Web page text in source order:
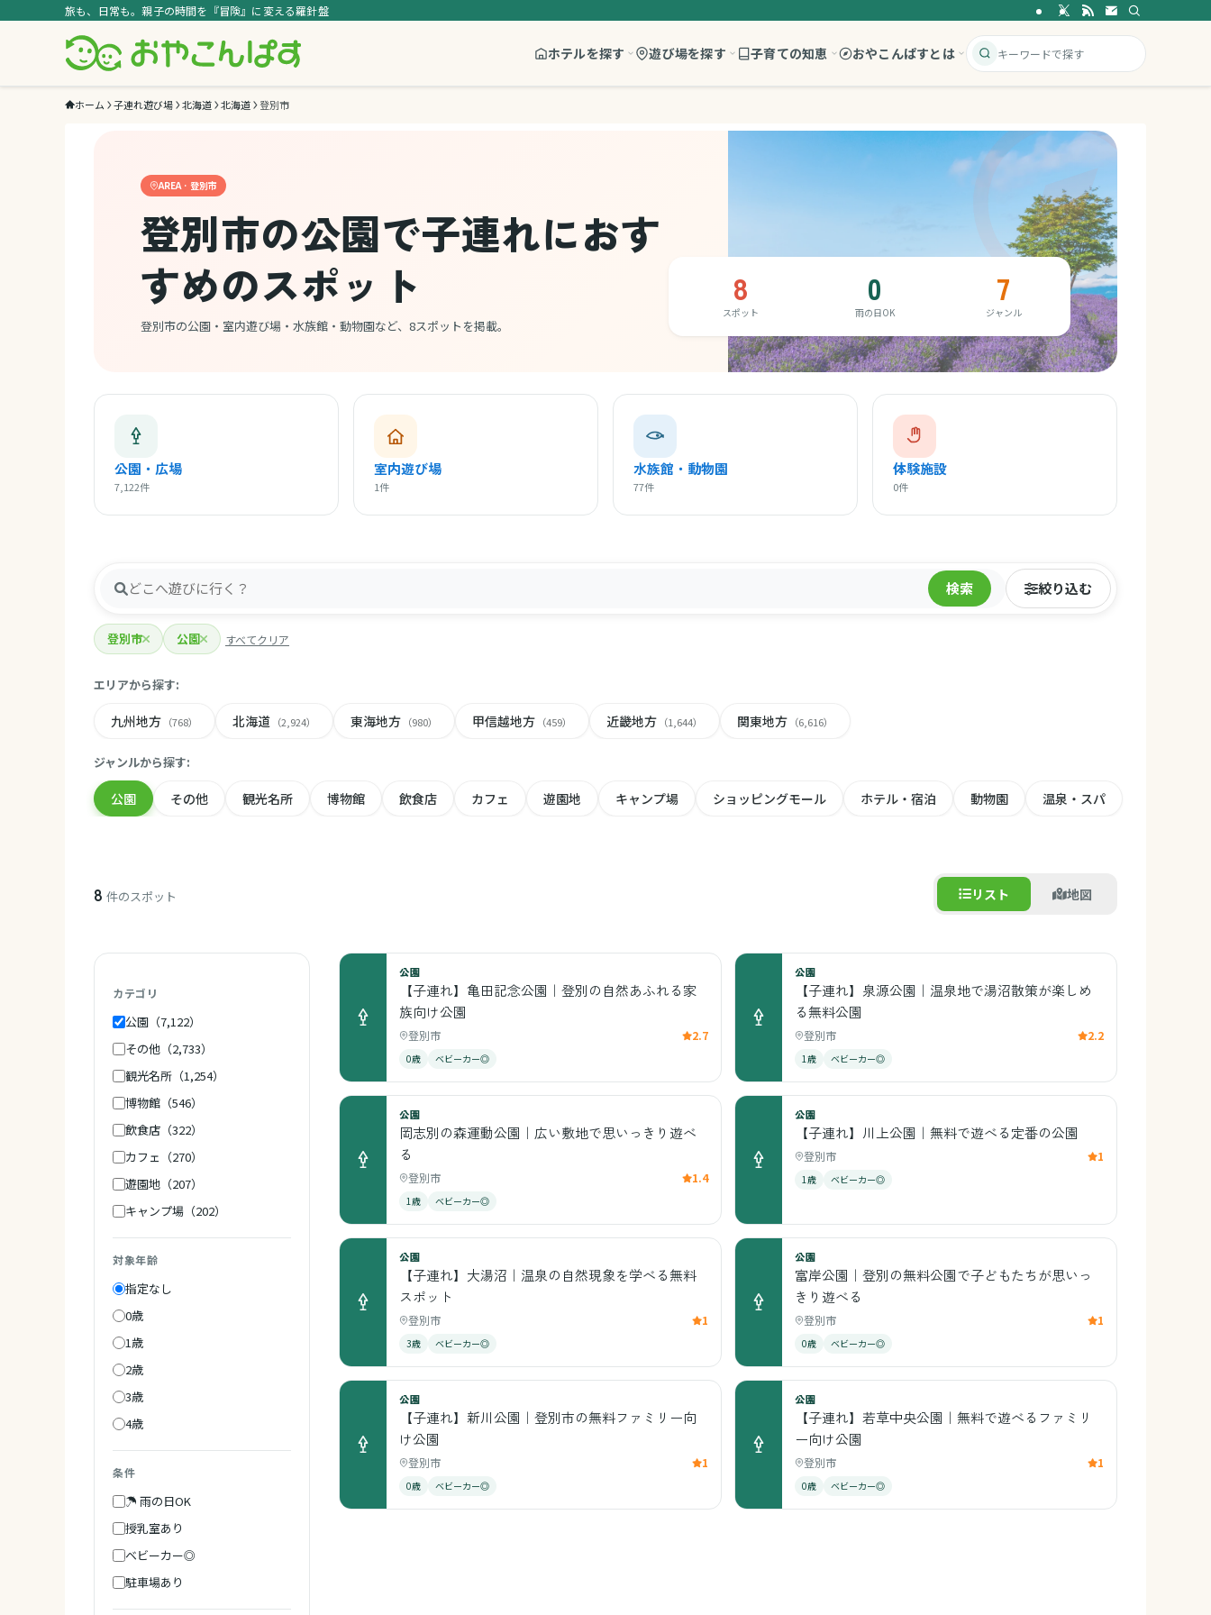
旅も、日常も。親子の時間を『冒険』に変える羅針盤
ホテルを探す 遊び場を探す 子育ての知恵 おやこんぱすとは
ホーム 子連れ遊び場 北海道 北海道 登別市
AREA · 登別市
登別市の公園で子連れにおす
すめのスポット
登別市の公園・室内遊び場・水族館・動物園など、8スポットを掲載。
8
スポット
0
雨の日OK
7
ジャンル
公園・広場
7,122件
室内遊び場
1件
水族館・動物園
77件
体験施設
0件
検索 絞り込む
登別市 公園 すべてクリア
エリアから探す:
九州地方 （768） 北海道 （2,924） 東海地方 （980） 甲信越地方 （459） 近畿地方 （1,644） 関東地方 （6,616）
ジャンルから探す:
公園 その他 観光名所 博物館 飲食店 カフェ 遊園地 キャンプ場 ショッピングモール ホテル・宿泊 動物園 温泉・スパ
8 件のスポット リスト 地図
カテゴリ
公園（7,122）
その他（2,733）
観光名所（1,254）
博物館（546）
飲食店（322）
カフェ（270）
遊園地（207）
キャンプ場（202）
対象年齢
指定なし
0歳
1歳
2歳
3歳
4歳
条件
☂ 雨の日OK
授乳室あり
ベビーカー◎
駐車場あり
公園
【子連れ】亀田記念公園｜登別の自然あふれる家
族向け公園
登別市 2.7
0歳 ベビーカー◎
公園
【子連れ】泉源公園｜温泉地で湯沼散策が楽しめ
る無料公園
登別市 2.2
1歳 ベビーカー◎
公園
岡志別の森運動公園｜広い敷地で思いっきり遊べ
る
登別市 1.4
1歳 ベビーカー◎
公園
【子連れ】川上公園｜無料で遊べる定番の公園
登別市 1
1歳 ベビーカー◎
公園
【子連れ】大湯沼｜温泉の自然現象を学べる無料
スポット
登別市 1
3歳 ベビーカー◎
公園
富岸公園｜登別の無料公園で子どもたちが思いっ
きり遊べる
登別市 1
0歳 ベビーカー◎
公園
【子連れ】新川公園｜登別市の無料ファミリー向
け公園
登別市 1
0歳 ベビーカー◎
公園
【子連れ】若草中央公園｜無料で遊べるファミリ
ー向け公園
登別市 1
0歳 ベビーカー◎